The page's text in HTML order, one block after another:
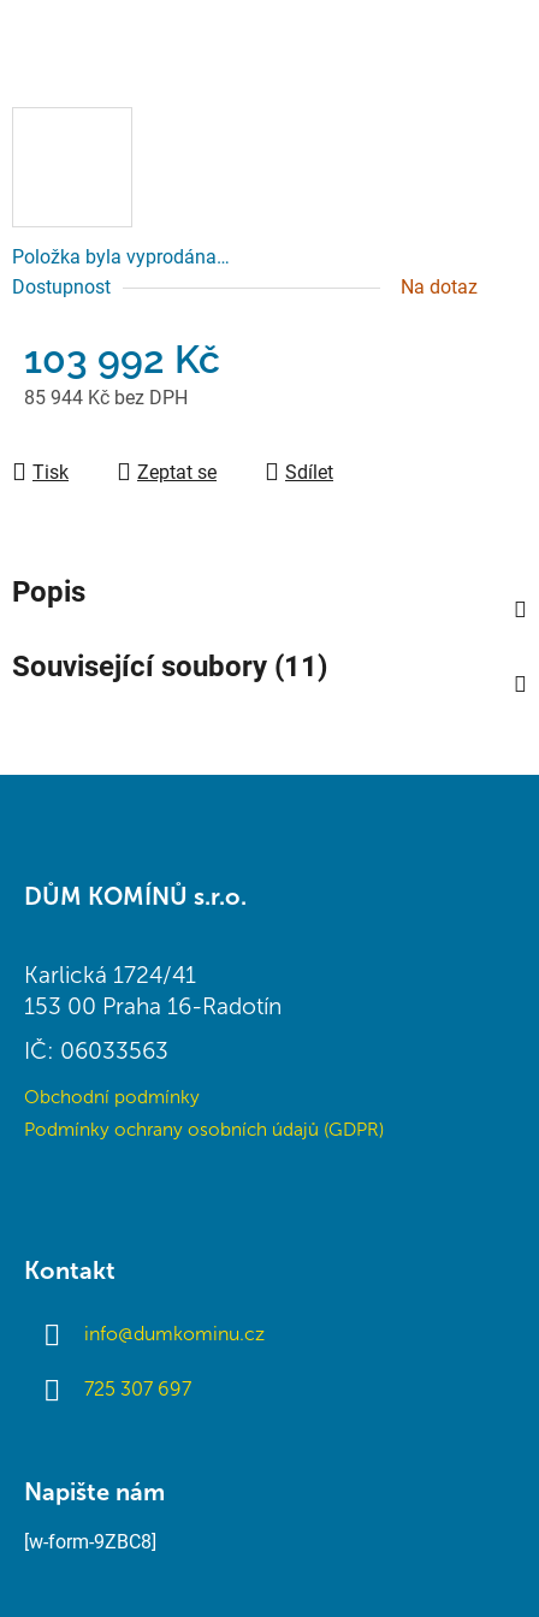
Položka byla vyprodána…
Dostupnost
Na dotaz
103 992 Kč
85 944 Kč bez DPH
Tisk
Zeptat se Sdílet
Popis
Související soubory (11)
DŮM KOMÍNŮ s.r.o.
Karlická 1724/41
153 00 Praha 16-Radotín
IČ: 06033563
Obchodní podmínky
Podmínky ochrany osobních údajů (GDPR)
Kontakt
info@dumkominu.cz
725 307 697
Napište nám
[w-form-9ZBC8]